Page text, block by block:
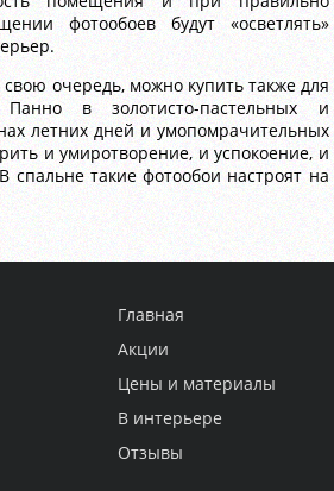
фотообоев будут «осветлять»
очередь, можно купить также для
в золотисто-пастельных и
летних дней и умопомрачительных
и умиротворение, и успокоение, и
спальне такие фотообои настроят на
Главная
Акции
Цены и материалы
В интерьере
Отзывы